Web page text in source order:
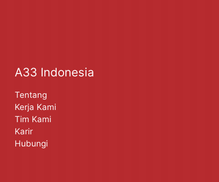
A33 Indonesia
Tentang
Kerja Kami
Tim Kami
Karir
Hubungi